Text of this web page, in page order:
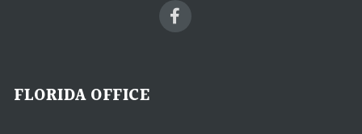
FLORIDA OFFICE